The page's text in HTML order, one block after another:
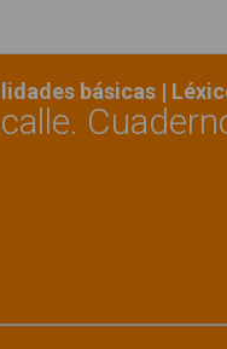
básicas |